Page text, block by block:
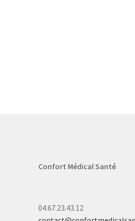
Confort Médical Santé
04.67.23.43.12